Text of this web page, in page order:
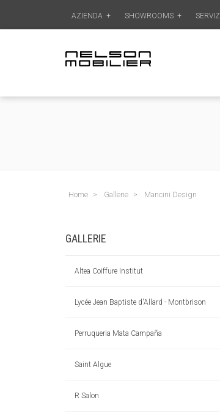
AZIENDA + SHOWROOMS + SERVIZI
Home Gallerie Mancini Design
GALLERIE
Altea Coiffure Institut
Lycée Jean Baptiste d'Allard - Montbrison
Perruqueria Mata Campaña
Saint Algue
R Salon